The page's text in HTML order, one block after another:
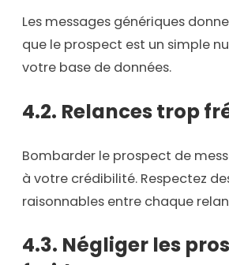
Les messages génériques
que le prospect est un simple
votre base de données.
4.2. Relances trop
Bombarder le prospect de
à votre crédibilité. Respectez
raisonnables entre chaque
4.3. Négliger les